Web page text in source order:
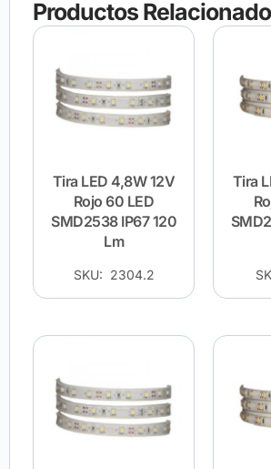
Productos
Tira LED 4,8W 12V
Rojo 60 LED
SMD2538 IP67 120
Lm
SKU: 2304.2
Tira